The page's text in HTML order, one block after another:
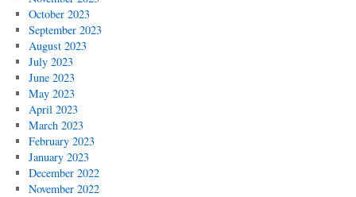
October 2023
September 2023
August 2023
July 2023
June 2023
May 2023
April 2023
March 2023
February 2023
January 2023
December 2022
November 2022